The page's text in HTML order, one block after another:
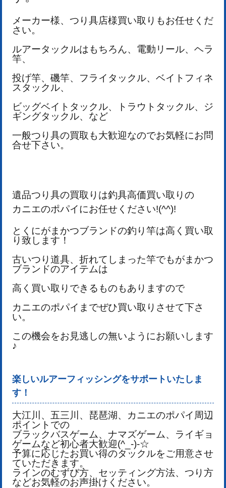
メーカー様、つり具店様買い取りもお任せくだ
さい。
ルアータックルはもちろん、 電動リール、ヘラ
竿、
投げ竿、磯竿、フライタックル、 ベイトフィネ
スタックル、
ビッグベイトタックル、トラウトタックル、ジ
ギングタックル、など
一般つり具の買取も大歓迎なのでお気軽にお問
合せ下さい。
遺品つり具の買取りは釣具高価買い取りの
カニエのポパイにお任せください!(^^)!
とくにがまかつブランドの釣り竿は高く買い取
り致します！
古いつり道具、折れてしまった竿でもがまかつ
ブランドのアイテムは
高く買い取りできるものもありますので
カニエのポパイまでぜひ買い取りさせて下さ
い。
この機会をお見逃しの無いようにお願いします
♪
楽しいルアーフィッシングをサポートいたしま
す！
大江川、五三川、琵琶湖、カニエのポパイ周辺
ポイントでの
ブラックバスゲーム、ナマズゲーム、ライギョ
ゲームなど初心者大歓迎(^_-)-☆
予算に応じたお買い得のタックルをご用意させ
ていただきます。
ラインのむずび方、セッティング方法、つり方
などお気軽のお声掛けください。